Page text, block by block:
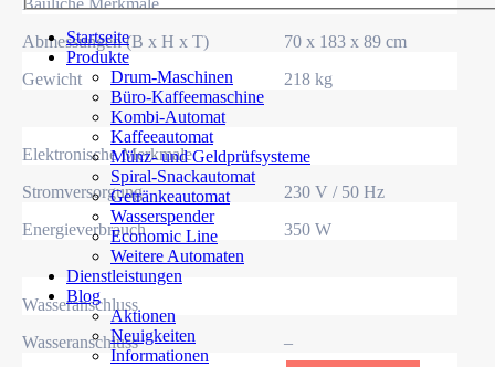
Startseite
Produkte
Drum-Maschinen
Büro-Kaffeemaschine
Kombi-Automat
Kaffeeautomat
Münz- und Geldprüfsysteme
Spiral-Snackautomat
Getränkeautomat
Wasserspender
Economic Line
Weitere Automaten
Dienstleistungen
Blog
Aktionen
Neuigkeiten
Informationen
Bauliche Merkmale
Abmessungen (B x H x T)
70 x 183 x 89 cm
Gewicht
218 kg
Elektronische Merkmale
Stromversorgung
230 V / 50 Hz
Energieverbrauch
350 W
Wasseranschluss
Wasseranschluss
–